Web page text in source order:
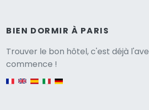
BIEN DORMIR À PARIS
Trouver le bon hôtel, c'est déjà
commence !